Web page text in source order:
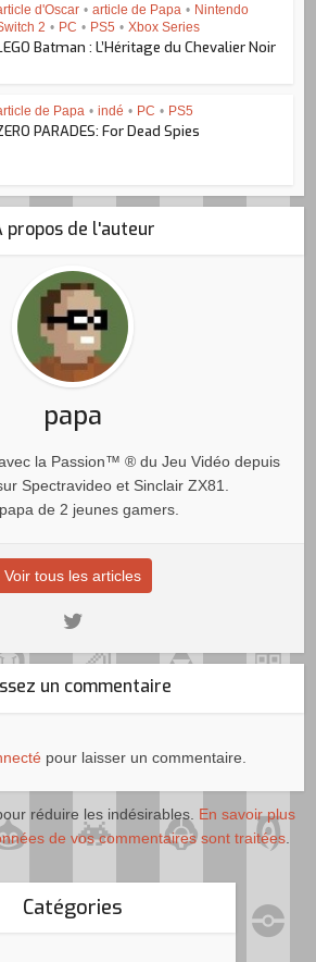
d'Oscar • article de Papa • Nintendo
2 • PC • PS5 • Xbox Series
Batman : L’Héritage du Chevalier Noir
de Papa • indé • PC • PS5
PARADES: For Dead Spies
propos de l'auteur
papa
la Passion™ ® du Jeu Vidéo depuis
Spectravideo et Sinclair ZX81.
de 2 jeunes gamers.
Voir tous les articles
un commentaire
pour laisser un commentaire.
réduire les indésirables. En savoir plus
de vos commentaires sont traitées
Catégories